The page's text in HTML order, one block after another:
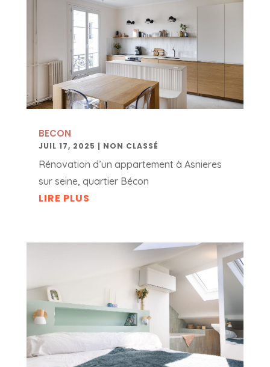
BECON
JUIL 17, 2025 | NON CLASSÉ
Rénovation d’un appartement à Asnieres
sur seine, quartier Bécon
LIRE PLUS